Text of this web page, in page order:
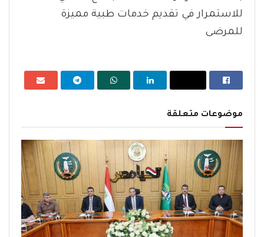
للاستمرار في تقديم خدمات طبية مميزة
للمرضى
موضوعات متعلقة